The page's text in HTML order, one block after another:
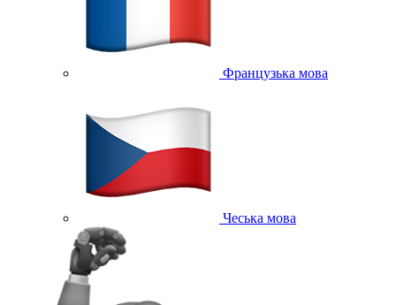
Французька мова
Чеська мова